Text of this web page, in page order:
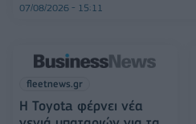
07/08/2026 - 15:11
fleetnews.gr
Η Toyota φέρνει νέα